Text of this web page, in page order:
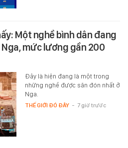
Một nghề bình dân đang
mức lương gần 200
Đây là hiện đang là một trong
những nghề được săn đón nhất ở
Nga.
THẾ GIỚI ĐÓ ĐÂY - 7 giờ trước